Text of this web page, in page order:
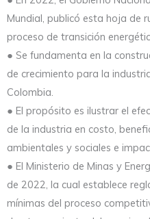
Mundial, publicó esta hoja de
proceso de transición
● Se fundamenta en la
de crecimiento para la
Colombia.
● El propósito es ilustrar el
de la industria en costo,
ambientales y sociales e
● El Ministerio de Minas y
de 2022, la cual establece
mínimas del proceso